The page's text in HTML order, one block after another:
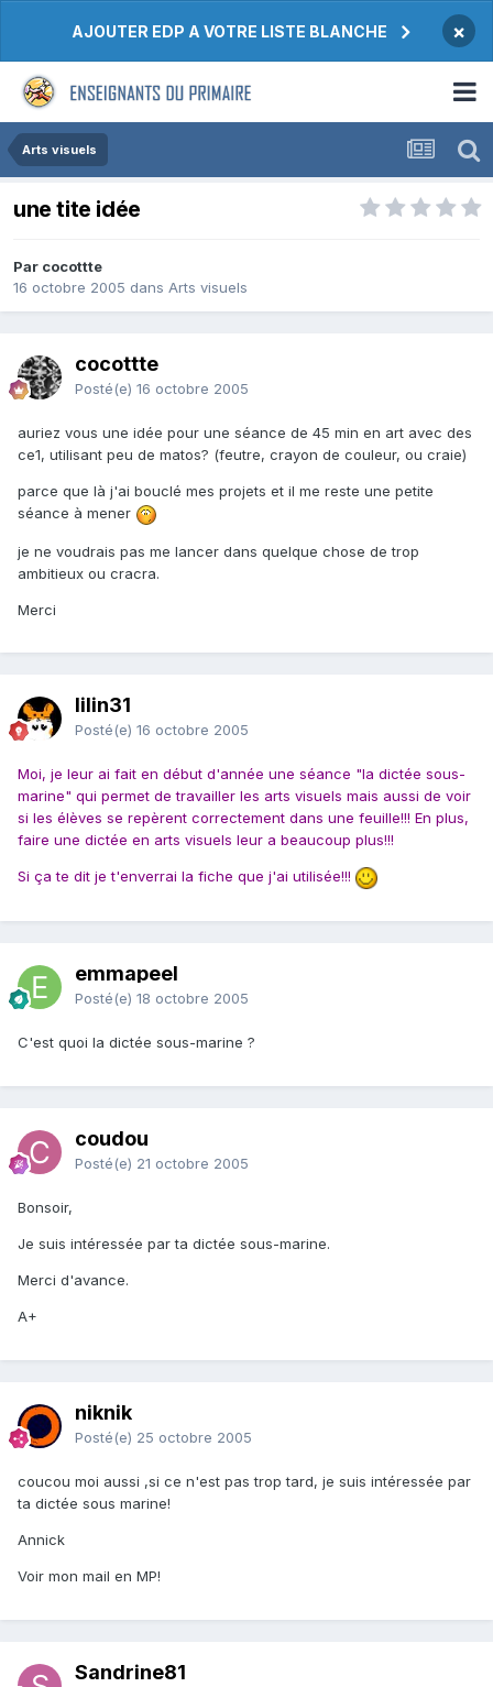
AJOUTER EDP A VOTRE LISTE BLANCHE ×
Arts visuels
une tite idée
Par cocottte
16 octobre 2005 dans Arts visuels
cocottte
Posté(e) 16 octobre 2005
auriez vous une idée pour une séance de 45 min en art avec des
ce1, utilisant peu de matos? (feutre, crayon de couleur, ou craie)
parce que là j'ai bouclé mes projets et il me reste une petite
séance à mener
je ne voudrais pas me lancer dans quelque chose de trop
ambitieux ou cracra.
Merci
lilin31
Posté(e) 16 octobre 2005
Moi, je leur ai fait en début d'année une séance "la dictée sous-
marine" qui permet de travailler les arts visuels mais aussi de voir
si les élèves se repèrent correctement dans une feuille!!! En plus,
faire une dictée en arts visuels leur a beaucoup plus!!!
Si ça te dit je t'enverrai la fiche que j'ai utilisée!!!
emmapeel
Posté(e) 18 octobre 2005
C'est quoi la dictée sous-marine ?
coudou
Posté(e) 21 octobre 2005
Bonsoir,
Je suis intéressée par ta dictée sous-marine.
Merci d'avance.
A+
niknik
Posté(e) 25 octobre 2005
coucou moi aussi ,si ce n'est pas trop tard, je suis intéressée par
ta dictée sous marine!
Annick
Voir mon mail en MP!
Sandrine81